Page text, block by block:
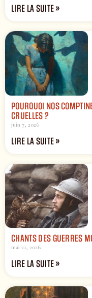
LIRE LA SUITE »
POURQUOI NOS
CRUELLES ?
juin 7, 2026
LIRE LA SUITE »
CHANTS DES GUERRES
mai 21, 2026
LIRE LA SUITE »